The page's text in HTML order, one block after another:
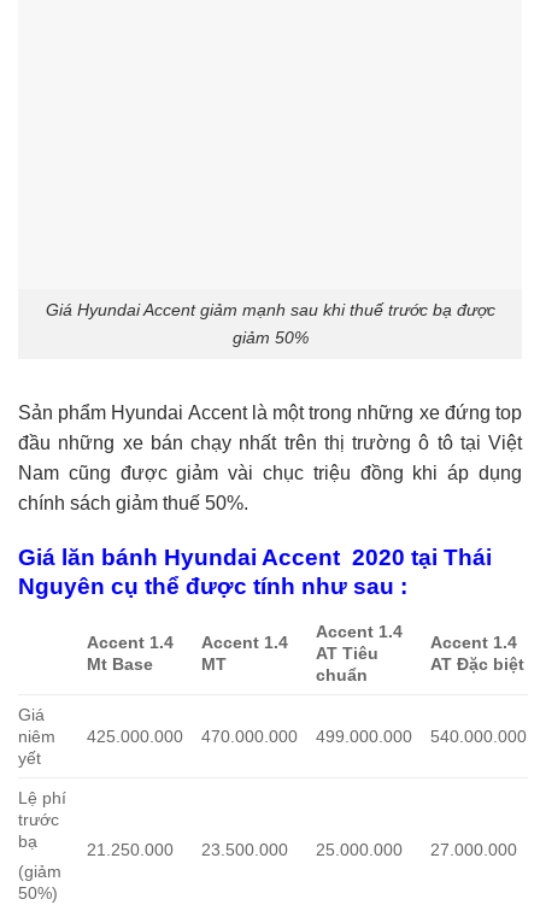
Giá Hyundai Accent giảm mạnh sau khi thuế trước bạ được
giảm 50%
Sản phẩm Hyundai Accent là một trong những xe đứng top
đầu những xe bán chạy nhất trên thị trường ô tô tại Việt
Nam cũng được giảm vài chục triệu đồng khi áp dụng
chính sách giảm thuế 50%.
Giá lăn bánh Hyundai Accent 2020 tại Thái
Nguyên cụ thể được tính như sau :
Accent 1.4
Mt Base
Accent 1.4
MT
Accent 1.4
AT Tiêu
chuẩn
Accent 1.4
AT Đặc biệt
Giá
niêm
yết
425.000.000 470.000.000 499.000.000 540.000.000
Lệ phí
trước
bạ
(giảm
50%)
21.250.000 23.500.000 25.000.000 27.000.000